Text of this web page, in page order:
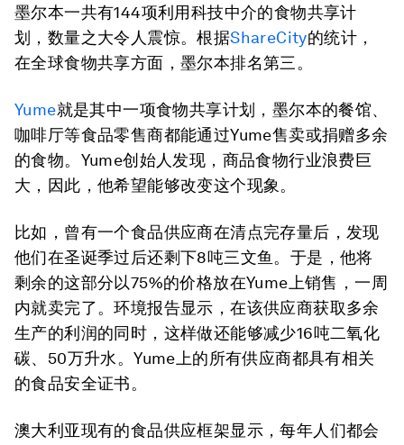
墨尔本一共有144项利用科技中介的食物共享计
划，数量之大令人震惊。根据ShareCity的统计，
在全球食物共享方面，墨尔本排名第三。
Yume就是其中一项食物共享计划，墨尔本的餐馆、
咖啡厅等食品零售商都能通过Yume售卖或捐赠多余
的食物。Yume创始人发现，商品食物行业浪费巨
大，因此，他希望能够改变这个现象。
比如，曾有一个食品供应商在清点完存量后，发现
他们在圣诞季过后还剩下8吨三文鱼。于是，他将
剩余的这部分以75%的价格放在Yume上销售，一周
内就卖完了。环境报告显示，在该供应商获取多余
生产的利润的同时，这样做还能够减少16吨二氧化
碳、50万升水。Yume上的所有供应商都具有相关
的食品安全证书。
澳大利亚现有的食品供应框架显示，每年人们都会